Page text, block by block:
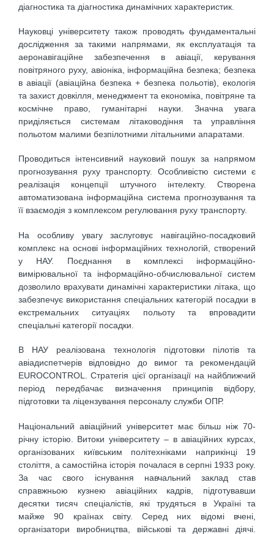
діагностика та діагностика динамічних характеристик.
Науковці університету також проводять фундаментальні
дослідження за такими напрямами, як експлуатація та
аеронавігаційне забезпечення в авіації, керування
повітряного руху, авіоніка, інформаційна безпека; безпека
в авіації (авіаційна безпека + безпека польотів), екологія
та захист довкілля, менеджмент та економіка, повітряне та
космічне право, гуманітарні науки. Значна увага
приділяється системам літаководіння та управління
польотом малими безпілотними літальними апаратами.
Проводиться інтенсивний науковий пошук за напрямом
прогнозування руху транспорту. Особливістю системи є
реалізація концепції штучного інтелекту. Створена
автоматизована інформаційна система прогнозування та
її взаємодія з комплексом регулювання руху транспорту.
На особливу увагу заслуговує навігаційно-посадковий
комплекс на основі інформаційних технологій, створений
у НАУ. Поєднання в комплексі інформаційно-
вимірювальної та інформаційно-обчислювальної систем
дозволило врахувати динамічні характеристики літака, що
забезпечує використання спеціальних категорій посадки в
екстремальних ситуаціях польоту та впровадити
спеціальні категорії посадки.
В НАУ реалізована технологія підготовки пілотів та
авіадиспетчерів відповідно до вимог та рекомендацій
EUROCONTROL. Стратегія цієї організації на найближчий
період передбачає визначення принципів відбору,
підготовки та ліцензування персоналу служби ОПР.
Національний авіаційний університет має більш ніж 70-
річну історію. Витоки університету – в авіаційних курсах,
організованих київським політехніками наприкінці 19
століття, а самостійна історія почалася в серпні 1933 року.
За час свого існування навчальний заклад став
справжньою кузнею авіаційних кадрів, підготувавши
десятки тисяч спеціалістів, які трудяться в Україні та
майже 90 країнах світу. Серед них відомі вчені,
організатори виробництва, військові та державні діячі.